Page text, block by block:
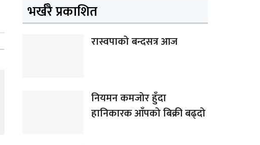
भर्खरै प्रकाशित
रास्वपाको बन्दसत्र आज
नियमन कमजोर हुँदा
हानिकारक आँपको बिक्री बढ्दो